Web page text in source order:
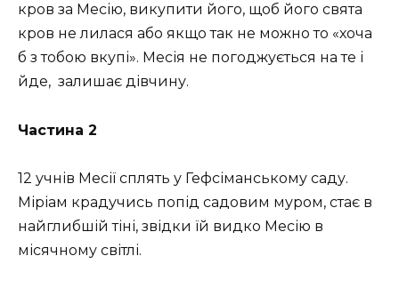
кров за Месію, викупити його, щоб його свята
кров не лилася або якщо так не можно то «хоча
б з тобою вкупі». Месія не погоджується на те і
йде, залишає дівчину.
Частина 2
12 учнів Месії сплять у Гефсіманському саду.
Міріам крадучись попід садовим муром, стає в
найглибшій тіні, звідки їй видко Месію в
місячному світлі.